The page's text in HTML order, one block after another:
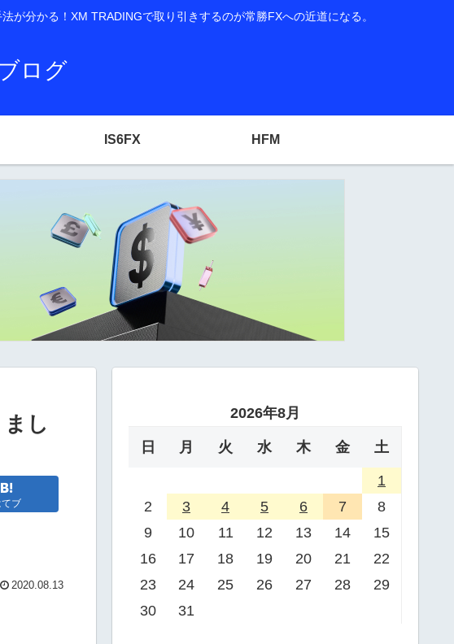
分かる！XM TRADINGで取り引きするのが常勝FXへの近道になる。
ログ
IS6FX HFM
し
ブ
2020.08.13
2026年8月
日 月 火 水 木 金 土
1
2
3 4 5 6 7
8
9
10 11 12 13 14
15
16
17 18 19 20 21
22
23
24 25 26 27 28
29
30
31